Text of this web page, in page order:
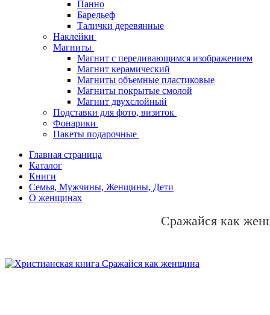
Панно
Барельеф
Талички деревянные
Наклейки
Магниты
Магнит с переливающимся изображением
Магнит керамический
Магниты объемные пластиковые
Магниты покрытые смолой
Магнит двухслойный
Подставки для фото, визиток
Фонарики
Пакеты подарочные
Главная страница
Каталог
Книги
Семья, Мужчины, Женщины, Дети
О женщинах
Сражайся как